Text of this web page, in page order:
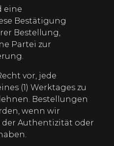
eine
Bestätigung
Bestellung,
Partei zur
vor, jede
(1) Werktages zu
Bestellungen
wenn wir
Authentizität oder